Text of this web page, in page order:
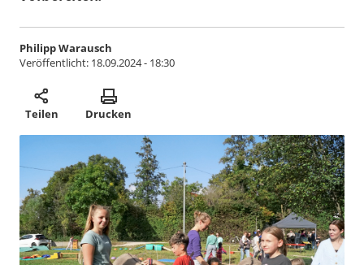
Philipp Warausch
Veröffentlicht: 18.09.2024 - 18:30
Teilen Drucken